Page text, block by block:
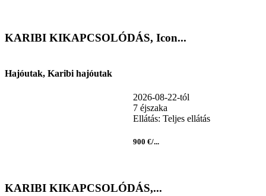
KARIBI KIKAPCSOLÓDÁS, Icon...
Hajóutak, Karibi hajóutak
2026-08-22-tól
7 éjszaka
Ellátás: Teljes ellátás
900 €/...
KARIBI KIKAPCSOLÓDÁS,...